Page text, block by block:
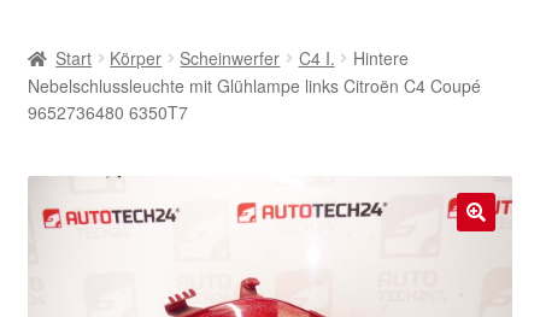
AGB
Beschwerdeordnung
Start Körper Scheinwerfer C4 I.
Hintere
Nebelschlussleuchte mit Glühlampe links Citroën C4 Coupé
9652736480 6350T7